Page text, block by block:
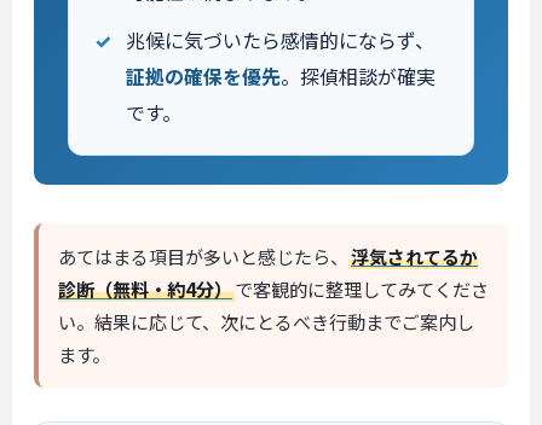
兆候に気づいたら感情的にならず、
証拠の確保を優先。探偵相談が確実
です。
あてはまる項目が多いと感じたら、 浮気されてるか
診断（無料・約4分）で客観的に整理してみてくださ
い。結果に応じて、次にとるべき行動までご案内し
ます。